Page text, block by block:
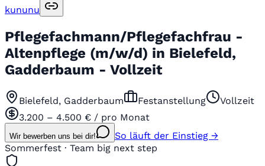
kununu
Pflegefachmann/Pflegefachfrau -
Altenpflege (m/w/d) in Bielefeld,
Gadderbaum - Vollzeit
Bielefeld, Gadderbaum Festanstellung
Vollzeit
3.200 – 4.500 € / pro Monat
Wir bewerben uns bei dir!
So läuft der Einstieg →
Sommerfest · Team big next step